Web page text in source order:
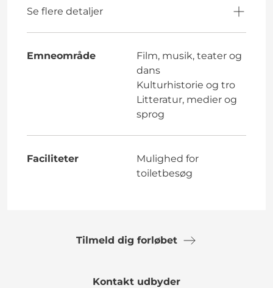
Se flere detaljer
Emneområde
Film, musik, teater og
dans
Kulturhistorie og tro
Litteratur, medier og
sprog
Faciliteter
Mulighed for
toiletbesøg
Tilmeld dig forløbet
Kontakt udbyder